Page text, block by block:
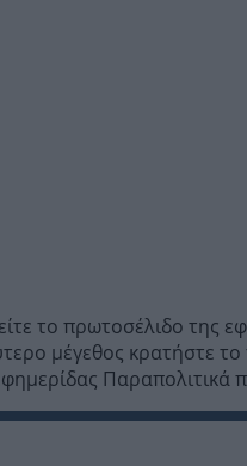
το πρωτοσέλιδο της
μέγεθος κρατήστε
Παραπολιτικά